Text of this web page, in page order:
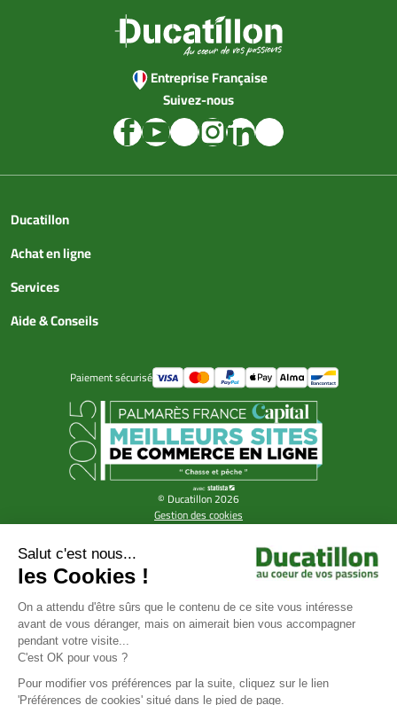
Entreprise Française
Suivez-nous
Ducatillon
Achat en ligne
Services
Aide & Conseils
Paiement sécurisé
© Ducatillon 2026
Gestion des cookies